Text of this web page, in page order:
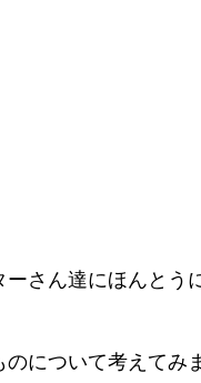
さん達にほんとう
について考えてみ